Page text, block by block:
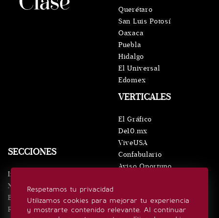
Respetamos tu privacidad
Utilizamos cookies para mejorar tu experiencia
y mostrarte contenido relevante. Al continuar
SECCIONES
Inicio
Noticias
Eventos
Realeza
VERTICALES
El Gráfico
De10.mx
ViveUSA
Confabulario
Aviso Oportuno
Querétaro
San Luis Potosí
Oaxaca
Puebla
Hidalgo
El Universal
Edomex